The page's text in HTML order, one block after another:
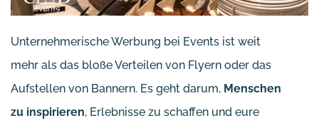
Unternehmerische Werbung bei Events ist weit
mehr als das bloße Verteilen von Flyern oder das
Aufstellen von Bannern. Es geht darum, Menschen
zu inspirieren, Erlebnisse zu schaffen und eure